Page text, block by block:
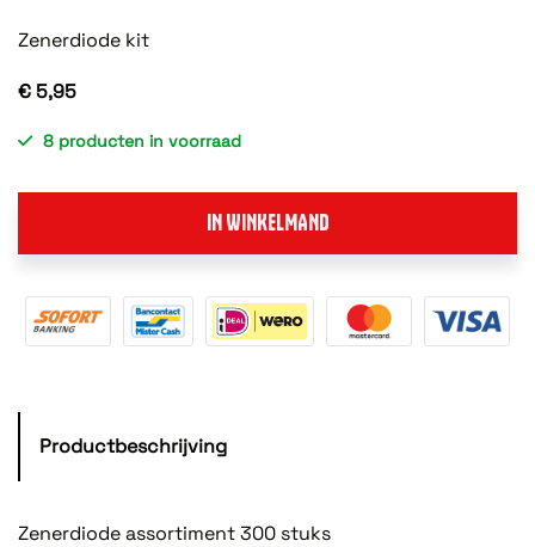
Zenerdiode kit
€ 5,95
8 producten in voorraad
IN WINKELMAND
Productbeschrijving
Zenerdiode assortiment 300 stuks